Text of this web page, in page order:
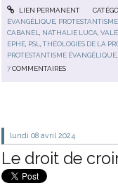
LIEN PERMANENT
ÉVANGÉLIQUE
CABANEL
NATHALIE LUCA ,
EPHE PSL ,THÉOLOGIES DE LA
PROTESTANTISME ÉVANGÉLIQUE
7COMMENTAIRES
lundi 08 avril 2024
Le droit de